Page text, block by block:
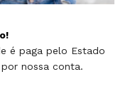
é paga pelo Estado
nossa conta.